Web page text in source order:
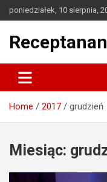
to
poniedziałek, 10 sierpnia,
Home 2017 grudzień
Miesiąc: